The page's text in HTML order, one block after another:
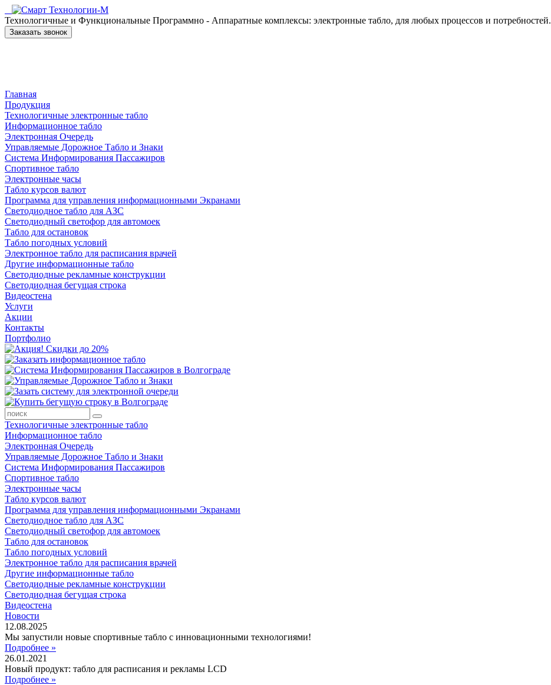
Технологичные и Функциональные Программно - Аппаратные комплексы: электронные табло, для любых процессов и потребностей.
Заказать звонок
Главная
Продукция
Технологичные электронные табло
Информационное табло
Электронная Очередь
Управляемые Дорожное Табло и Знаки
Система Информирования Пассажиров
Спортивное табло
Электронные часы
Табло курсов валют
Программа для управления информационными Экранами
Светодиодное табло для АЗС
Светодиодный светофор для автомоек
Табло для остановок
Табло погодных условий
Электронное табло для расписания врачей
Другие информационные табло
Светодиодные рекламные конструкции
Светодиодная бегущая строка
Видеостена
Услуги
Акции
Контакты
Портфолио
Технологичные электронные табло
Информационное табло
Электронная Очередь
Управляемые Дорожное Табло и Знаки
Система Информирования Пассажиров
Спортивное табло
Электронные часы
Табло курсов валют
Программа для управления информационными Экранами
Светодиодное табло для АЗС
Светодиодный светофор для автомоек
Табло для остановок
Табло погодных условий
Электронное табло для расписания врачей
Другие информационные табло
Светодиодные рекламные конструкции
Светодиодная бегущая строка
Видеостена
Новости
12.08.2025
Мы запустили новые спортивные табло с инновационными технологиями!
Подробнее »
26.01.2021
Новый продукт: табло для расписания и рекламы LCD
Подробнее »